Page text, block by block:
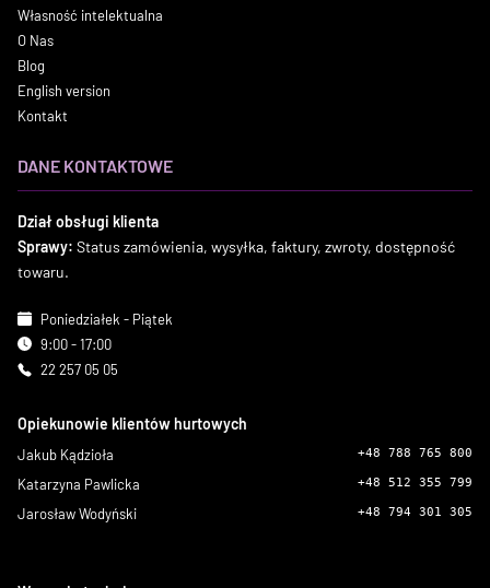
Własność intelektualna
O Nas
Blog
English version
Kontakt
DANE KONTAKTOWE
Dział obsługi klienta
Sprawy: Status zamówienia, wysyłka, faktury, zwroty, dostępność
towaru.
Poniedziałek - Piątek
9:00 - 17:00
22 257 05 05
Opiekunowie klientów hurtowych
Jakub Kądzioła +48 788 765 800
Katarzyna Pawlicka +48 512 355 799
Jarosław Wodyński +48 794 301 305